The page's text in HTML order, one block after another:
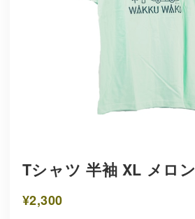
Tシャツ 半袖 XL メロン
¥2,300